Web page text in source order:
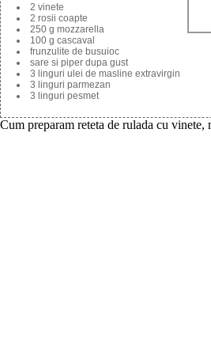
2 vinete
2 rosii coapte
250 g mozzarella
100 g cascaval
frunzulite de busuioc
sare si piper dupa gust
3 linguri ulei de masline extravirgin
3 linguri parmezan
3 linguri pesmet
Cum preparam reteta de rulada cu vinete,